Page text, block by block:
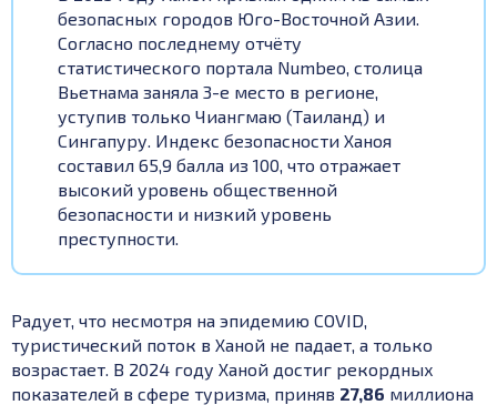
безопасных городов Юго-Восточной Азии.
Согласно последнему отчёту
статистического портала Numbeo, столица
Вьетнама заняла 3-е место в регионе,
уступив только Чиангмаю (Таиланд) и
Сингапуру. Индекс безопасности Ханоя
составил 65,9 балла из 100, что отражает
высокий уровень общественной
безопасности и низкий уровень
преступности.
Радует, что несмотря на эпидемию COVID,
туристический поток в Ханой не падает, а только
возрастает. В 2024 году Ханой достиг рекордных
показателей в сфере туризма, приняв 27,86 миллиона